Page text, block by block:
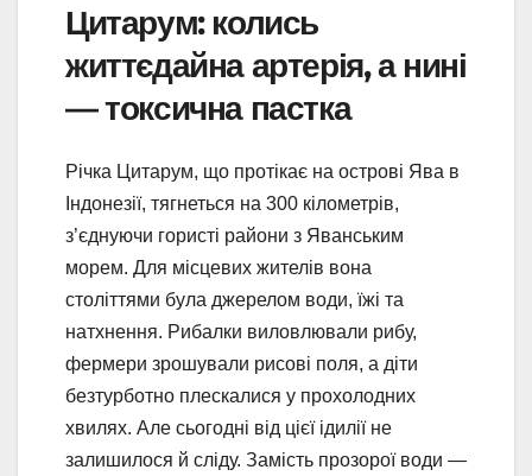
Цитарум: колись
життєдайна артерія, а нині
— токсична пастка
Річка Цитарум, що протікає на острові Ява в
Індонезії, тягнеться на 300 кілометрів,
з’єднуючи гористі райони з Яванським
морем. Для місцевих жителів вона
століттями була джерелом води, їжі та
натхнення. Рибалки виловлювали рибу,
фермери зрошували рисові поля, а діти
безтурботно плескалися у прохолодних
хвилях. Але сьогодні від цієї ідилії не
залишилося й сліду. Замість прозорої води —